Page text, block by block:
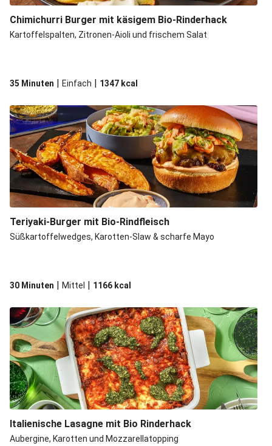
Chimichurri Burger mit käsigem Bio-Rinderhack
Kartoffelspalten, Zitronen-Aioli und frischem Salat
35 Minuten | Einfach | 1347 kcal
Teriyaki-Burger mit Bio-Rindfleisch
Süßkartoffelwedges, Karotten-Slaw & scharfe Mayo
30 Minuten | Mittel | 1166 kcal
Italienische Lasagne mit Bio Rinderhack
Aubergine, Karotten und Mozzarellatopping